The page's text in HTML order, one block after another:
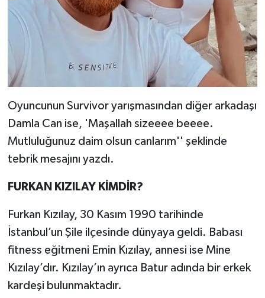
Oyuncunun Survivor yarışmasından diğer arkadaşı
Damla Can ise, 'Maşallah sizeeee beeee.
Mutluluğunuz daim olsun canlarım'' şeklinde
tebrik mesajını yazdı.
FURKAN KIZILAY KİMDİR?
Furkan Kızılay, 30 Kasım 1990 tarihinde
İstanbul’un Şile ilçesinde dünyaya geldi. Babası
fitness eğitmeni Emin Kızılay, annesi ise Mine
Kızılay’dır. Kızılay’ın ayrıca Batur adında bir erkek
kardeşi bulunmaktadır.